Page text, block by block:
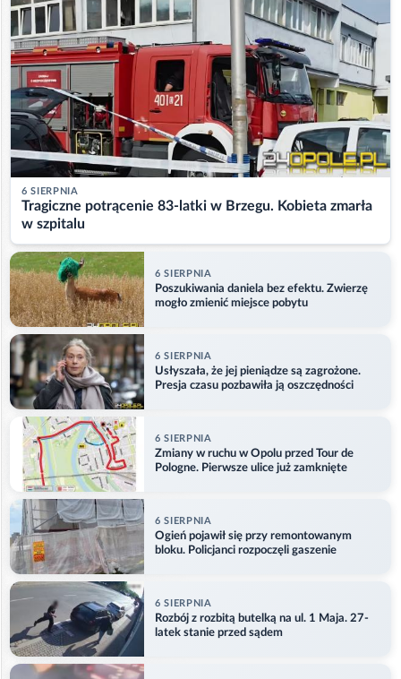
6 SIERPNIA
Tragiczne potrącenie 83-latki w Brzegu. Kobieta zmarła
w szpitalu
6 SIERPNIA
Poszukiwania daniela bez efektu. Zwierzę
mogło zmienić miejsce pobytu
6 SIERPNIA
Usłyszała, że jej pieniądze są zagrożone.
Presja czasu pozbawiła ją oszczędności
6 SIERPNIA
Zmiany w ruchu w Opolu przed Tour de
Pologne. Pierwsze ulice już zamknięte
6 SIERPNIA
Ogień pojawił się przy remontowanym
bloku. Policjanci rozpoczęli gaszenie
6 SIERPNIA
Rozbój z rozbitą butelką na ul. 1 Maja. 27-
latek stanie przed sądem